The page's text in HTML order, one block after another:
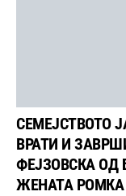
СЕМЕЈСТВОТО
ВРАТИ И
ФЕЈЗОВСКА ОД
ЖЕНАТА РОМКА